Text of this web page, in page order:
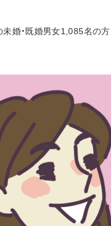
婚・既婚男女1,085名の